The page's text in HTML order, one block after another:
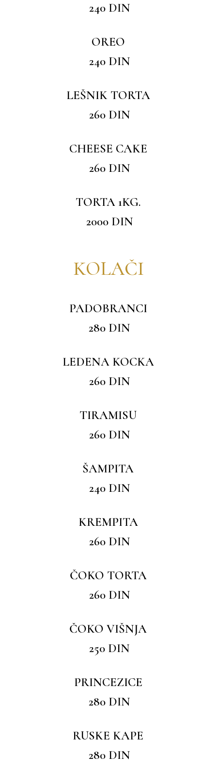
240 DIN
OREO
240 DIN
LEŠNIK TORTA
260 DIN
CHEESE CAKE
260 DIN
TORTA 1KG.
2000 DIN
KOLAČI
PADOBRANCI
280 DIN
LEDENA KOCKA
260 DIN
TIRAMISU
260 DIN
ŠAMPITA
240 DIN
KREMPITA
260 DIN
ČOKO TORTA
260 DIN
ČOKO VIŠNJA
250 DIN
PRINCEZICE
280 DIN
RUSKE KAPE
280 DIN